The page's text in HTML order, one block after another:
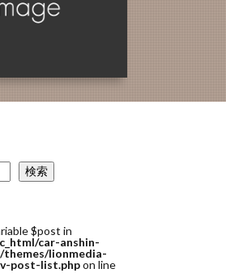
検索
$post in
car-anshin-
lionmedia-
post-list.phpon line